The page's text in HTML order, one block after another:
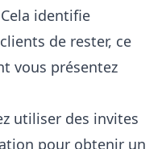
identifie
de rester, ce
vous présentez
utiliser des invites
pour obtenir un